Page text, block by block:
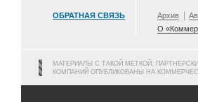
ОБРАТНАЯ СВЯЗЬ Архив
О
МАТЕРИАЛЫ С ТАКОЙ МЕТКОЙ,
КОМПАНИЙ ОПУБЛИКОВАНЫ НА